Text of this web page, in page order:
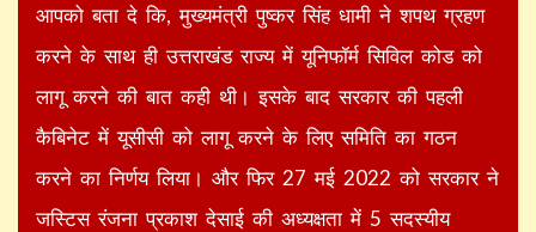
आपको बता दे कि, मुख्यमंत्री पुष्कर सिंह धामी ने शपथ ग्रहण
करने के साथ ही उत्तराखंड राज्य में यूनिफॉर्म सिविल कोड को
लागू करने की बात कही थी। इसके बाद सरकार की पहली
कैबिनेट में यूसीसी को लागू करने के लिए समिति का गठन
करने का निर्णय लिया। और फिर 27 मई 2022 को सरकार ने
जस्टिस रंजना प्रकाश देसाई की अध्यक्षता में 5 सदस्यीय